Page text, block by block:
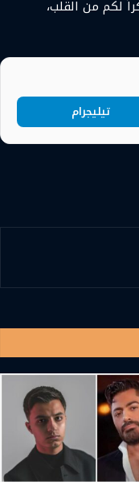
لكم من القلب،
تيليجرام